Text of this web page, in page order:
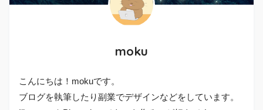
moku
こんにちは！mokuです。
ブログを執筆したり副業でデザインなどをしています。